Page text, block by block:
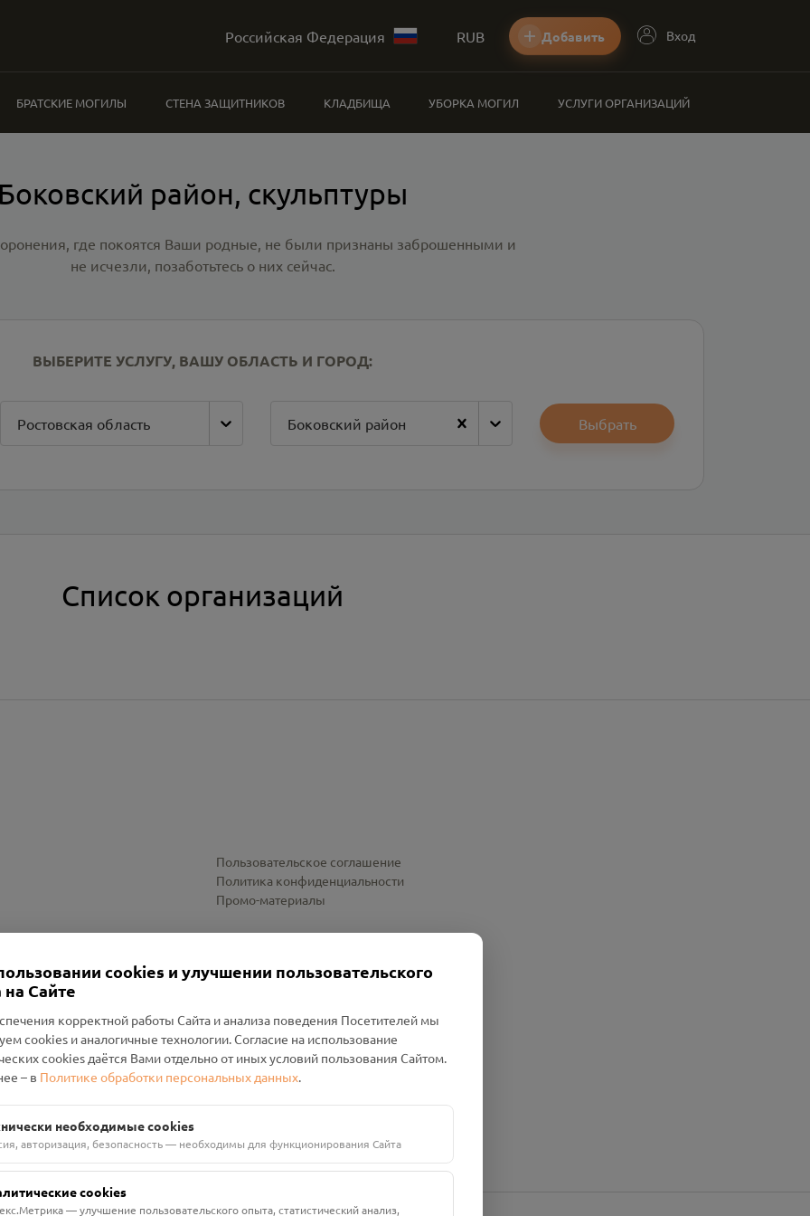
Российская Федерация RUB Добавить Вход
БРАТСКИЕ МОГИЛЫ СТЕНА ЗАЩИТНИКОВ КЛАДБИЩА УБОРКА МОГИЛ УСЛУГИ ОРГАНИЗАЦИЙ
Боковский район, скульптуры
где покоятся Ваши родные, не были признаны заброшенными и
не исчезли, позаботьтесь о них сейчас.
ВЫБЕРИТЕ УСЛУГУ, ВАШУ ОБЛАСТЬ И ГОРОД:
Ростовская область Боковский район Выбрать
Список организаций
Пользовательское соглашение
Политика конфиденциальности
Промо-материалы
Проект Помним»
Руднянский, г. Рудня, улица Западная, д. 26А, пом. 18
БАНК"
cookies и улучшении пользовательского
Сайте
корректной работы Сайта и анализа поведения Посетителей мы
cookies и аналогичные технологии. Согласие на использование
cookies даётся Вами отдельно от иных условий пользования Сайтом.
– в Политике обработки персональных данных.
необходимые cookies
авторизация, безопасность — необходимы для функционирования Сайта
cookies
— улучшение пользовательского опыта, статистический анализ,